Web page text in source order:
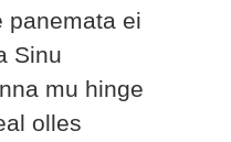
panemata ei
Sinu
mu hinge
olles